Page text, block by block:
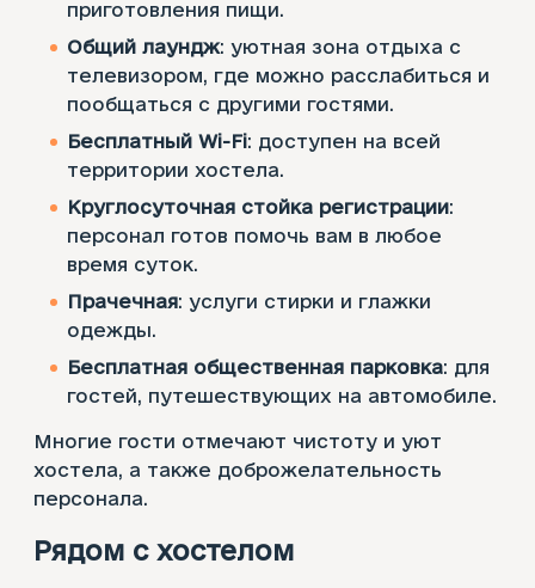
приготовления пищи.
Общий лаундж: уютная зона отдыха с
телевизором, где можно расслабиться и
пообщаться с другими гостями.
Бесплатный Wi-Fi: доступен на всей
территории хостела.
Круглосуточная стойка регистрации:
персонал готов помочь вам в любое
время суток.
Прачечная: услуги стирки и глажки
одежды.
Бесплатная общественная парковка: для
гостей, путешествующих на автомобиле.
Многие гости отмечают чистоту и уют
хостела, а также доброжелательность
персонала.
Рядом с хостелом